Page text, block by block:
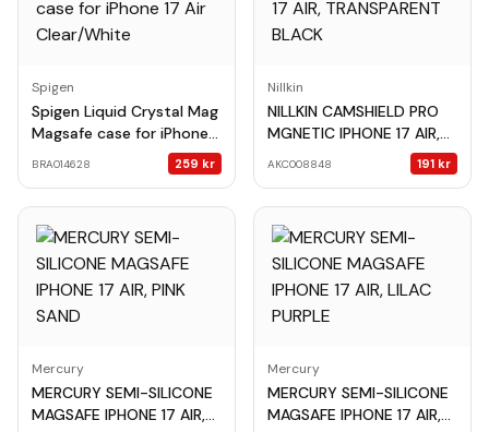
Spigen
Spigen Liquid Crystal Mag
Magsafe case for iPhone
BRA014628 259 kr
Nillkin
NILLKIN CAMSHIELD PRO
MGNETIC IPHONE 17 AIR,
TRANSPARENT BLACK
AKC008848 191 kr
Mercury
MERCURY SEMI-SILICONE
MAGSAFE IPHONE 17 AIR,
Mercury
MERCURY SEMI-SILICONE
MAGSAFE IPHONE 17 AIR,